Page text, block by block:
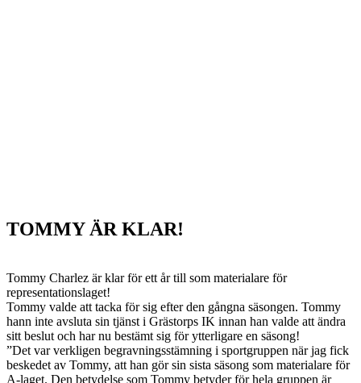
TOMMY ÄR KLAR!
Tommy Charlez är klar för ett år till som materialare för
representationslaget!
Tommy valde att tacka för sig efter den gångna säsongen. Tommy
hann inte avsluta sin tjänst i Grästorps IK innan han valde att ändra
sitt beslut och har nu bestämt sig för ytterligare en säsong!
”Det var verkligen begravningsstämning i sportgruppen när jag fick
beskedet av Tommy, att han gör sin sista säsong som materialare för
A-laget. Den betydelse som Tommy betyder för hela gruppen är